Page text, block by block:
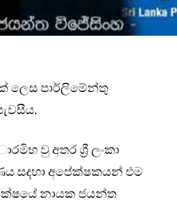
ලෙස පාර්ලිමේන්තු
වු අතර ශ්‍රී ලංකා
සදහා අපේක්ෂකයන් එම
නායක ජයන්ත